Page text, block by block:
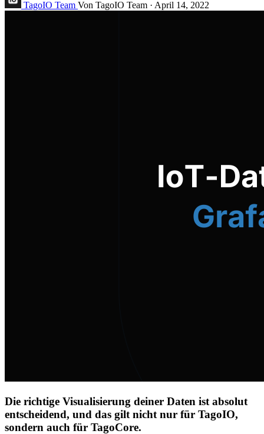
TagoIO Team Von TagoIO Team · April 14, 2022
Die richtige Visualisierung deiner Daten ist absolut
entscheidend, und das gilt nicht nur für TagoIO,
sondern auch für TagoCore.